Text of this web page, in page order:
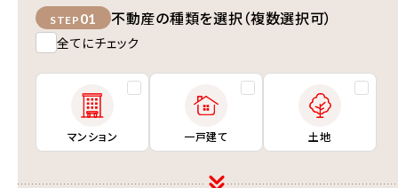
STEP 01 不動産の種類を選択（複数選択可）
全てにチェック
マンション 一戸建て 土地